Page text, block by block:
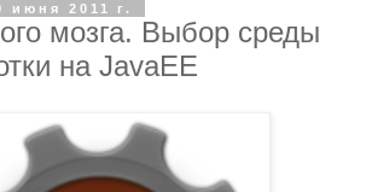
июня 2011 г.
мозга. Выбор среды
на JavaEE